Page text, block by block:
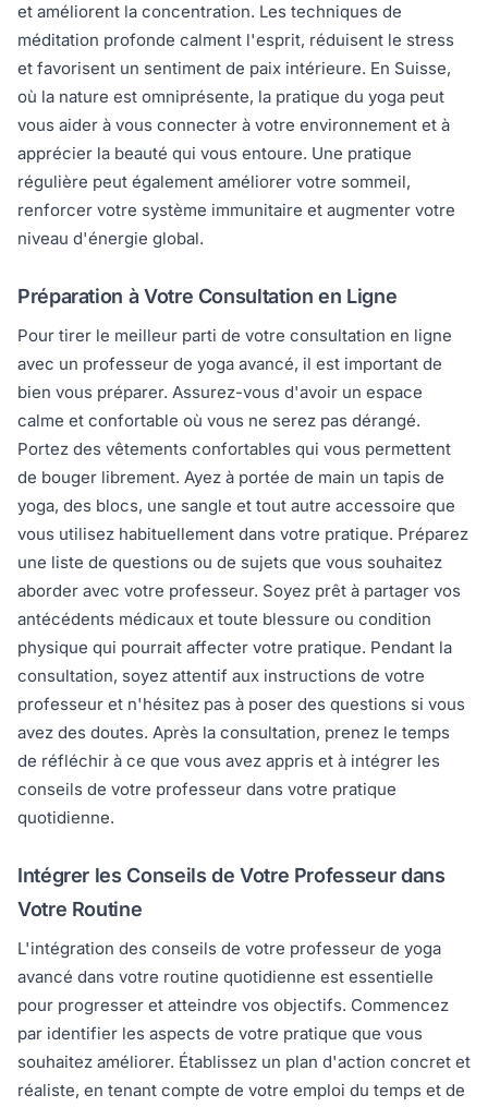
et améliorent la concentration. Les techniques de
méditation profonde calment l'esprit, réduisent le stress
et favorisent un sentiment de paix intérieure. En Suisse,
où la nature est omniprésente, la pratique du yoga peut
vous aider à vous connecter à votre environnement et à
apprécier la beauté qui vous entoure. Une pratique
régulière peut également améliorer votre sommeil,
renforcer votre système immunitaire et augmenter votre
niveau d'énergie global.
Préparation à Votre Consultation en Ligne
Pour tirer le meilleur parti de votre consultation en ligne
avec un professeur de yoga avancé, il est important de
bien vous préparer. Assurez-vous d'avoir un espace
calme et confortable où vous ne serez pas dérangé.
Portez des vêtements confortables qui vous permettent
de bouger librement. Ayez à portée de main un tapis de
yoga, des blocs, une sangle et tout autre accessoire que
vous utilisez habituellement dans votre pratique. Préparez
une liste de questions ou de sujets que vous souhaitez
aborder avec votre professeur. Soyez prêt à partager vos
antécédents médicaux et toute blessure ou condition
physique qui pourrait affecter votre pratique. Pendant la
consultation, soyez attentif aux instructions de votre
professeur et n'hésitez pas à poser des questions si vous
avez des doutes. Après la consultation, prenez le temps
de réfléchir à ce que vous avez appris et à intégrer les
conseils de votre professeur dans votre pratique
quotidienne.
Intégrer les Conseils de Votre Professeur dans
Votre Routine
L'intégration des conseils de votre professeur de yoga
avancé dans votre routine quotidienne est essentielle
pour progresser et atteindre vos objectifs. Commencez
par identifier les aspects de votre pratique que vous
souhaitez améliorer. Établissez un plan d'action concret et
réaliste, en tenant compte de votre emploi du temps et de